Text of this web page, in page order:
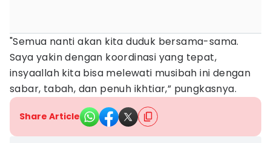
"Semua nanti akan kita duduk bersama-sama.
Saya yakin dengan koordinasi yang tepat,
insyaallah kita bisa melewati musibah ini dengan
sabar, tabah, dan penuh ikhtiar,” pungkasnya.
Share Article